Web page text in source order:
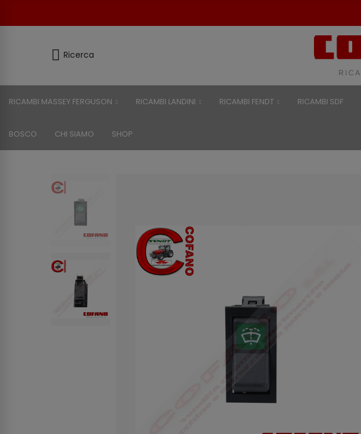
Ricerca
RICAMBI MASSEY FERGUSON RICAMBI LANDINI RICAMBI FENDT RICAMBI SDF
BOSCO CHI SIAMO SHOP